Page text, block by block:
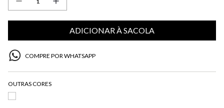
ADICIONAR À SACOLA
COMPRE POR WHATSAPP